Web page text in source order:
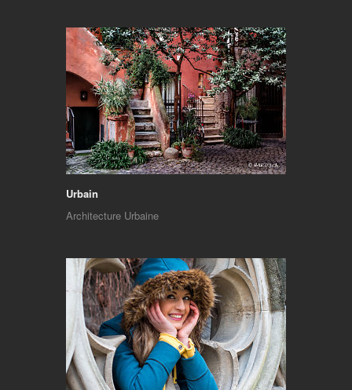
Urbain
Architecture Urbaine